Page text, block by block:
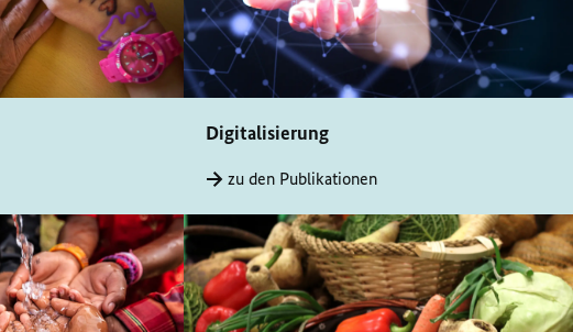
Digitalisierung
zu den Publikationen